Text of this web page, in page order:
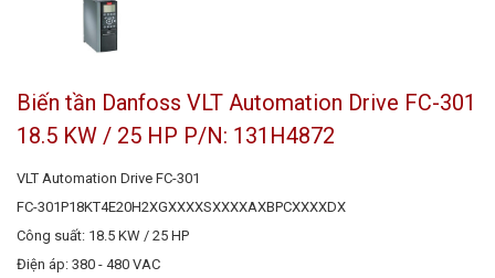
Biến tần Danfoss VLT Automation Drive FC-301
18.5 KW / 25 HP P/N: 131H4872
VLT Automation Drive FC-301
FC-301P18KT4E20H2XGXXXXSXXXXAXBPCXXXXDX
Công suất: 18.5 KW / 25 HP
Điện áp: 380 - 480 VAC